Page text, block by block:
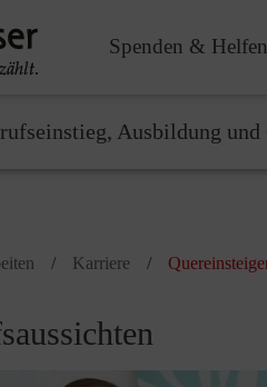
Spenden & Helfen
Ausbildung und
Karriere